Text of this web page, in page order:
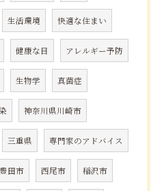
生活環境 快適な住まい
健康な目 アレルギー予防
生物学 真菌症
神奈川県川崎市
三重県 専門家のアドバイス
豊田市 西尾市 稲沢市